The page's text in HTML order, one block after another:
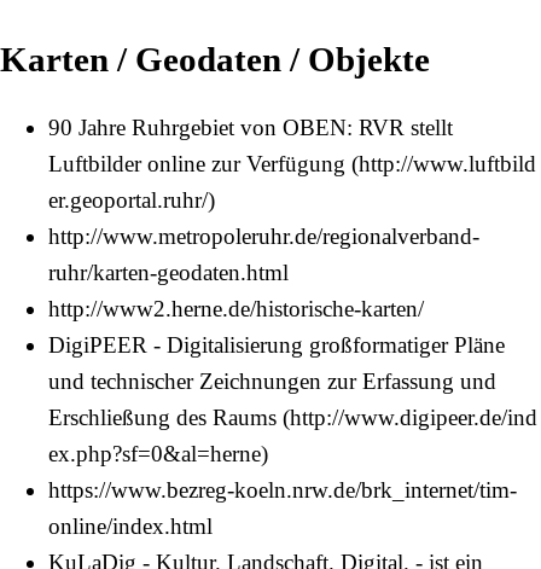
Karten / Geodaten / Objekte
90 Jahre Ruhrgebiet von OBEN: RVR stellt
Luftbilder online zur Verfügung
http://www.metropoleruhr.de/regionalverband-
ruhr/karten-geodaten.html
http://www2.herne.de/historische-karten/
DigiPEER - Digitalisierung großformatiger Pläne
und technischer Zeichnungen zur Erfassung und
Erschließung des Raums
https://www.bezreg-koeln.nrw.de/brk_internet/tim-
online/index.html
KuLaDig - Kultur. Landschaft. Digital. - ist ein